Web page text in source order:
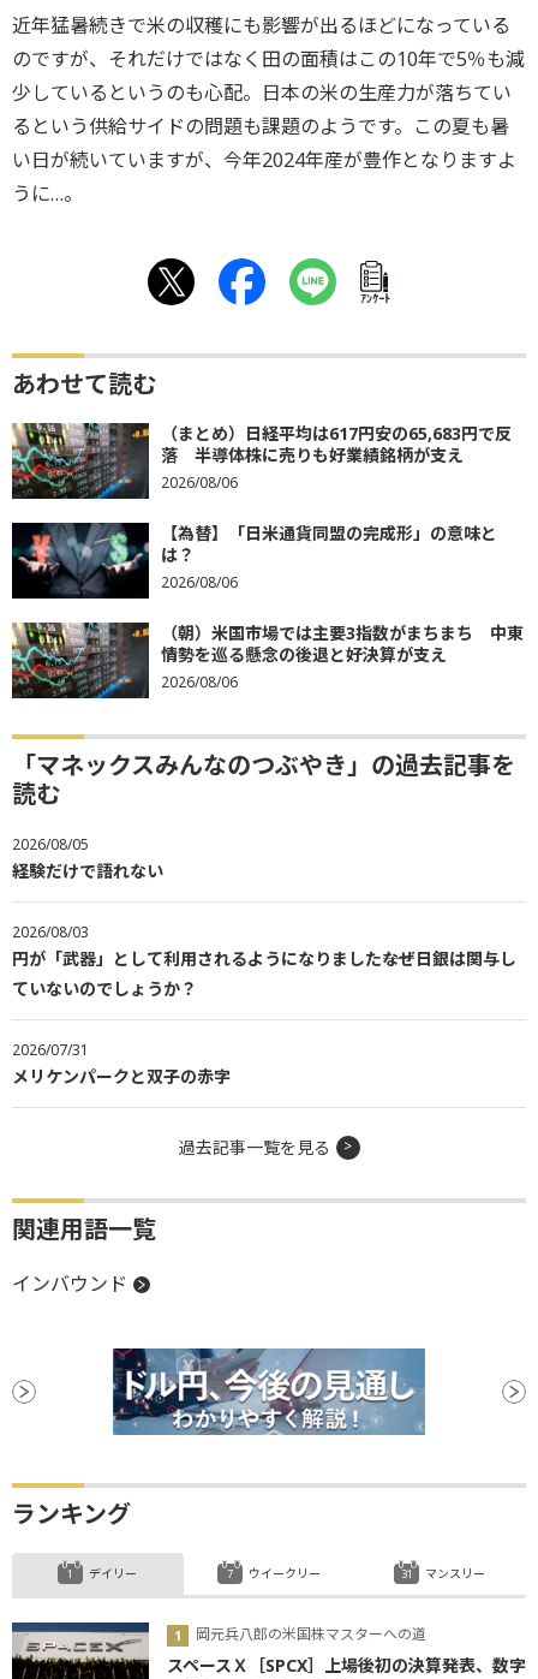
近年猛暑続きで米の収穫にも影響が出るほどになっている
のですが、それだけではなく田の面積はこの10年で5％も減
少しているというのも心配。日本の米の生産力が落ちてい
るという供給サイドの問題も課題のようです。この夏も暑
い日が続いていますが、今年2024年産が豊作となりますよ
うに…。
ｱﾝｹｰﾄ
あわせて読む
（まとめ）日経平均は617円安の65,683円で反
落 半導体株に売りも好業績銘柄が支え
2026/08/06
【為替】「日米通貨同盟の完成形」の意味と
は？
2026/08/06
（朝）米国市場では主要3指数がまちまち 中東
情勢を巡る懸念の後退と好決算が支え
2026/08/06
「マネックスみんなのつぶやき」の過去記事を
読む
2026/08/05
経験だけで語れない
2026/08/03
円が「武器」として利用されるようになりました――なぜ日銀は関与し
ていないのでしょうか？
2026/07/31
メリケンパークと双子の赤字
過去記事一覧を見る
関連用語一覧
インバウンド
ランキング
デイリー
岡元兵八郎の米国株マスターへの道
スペースＸ［SPCX］上場後初の決算発表、数字
ウイークリー マンスリー